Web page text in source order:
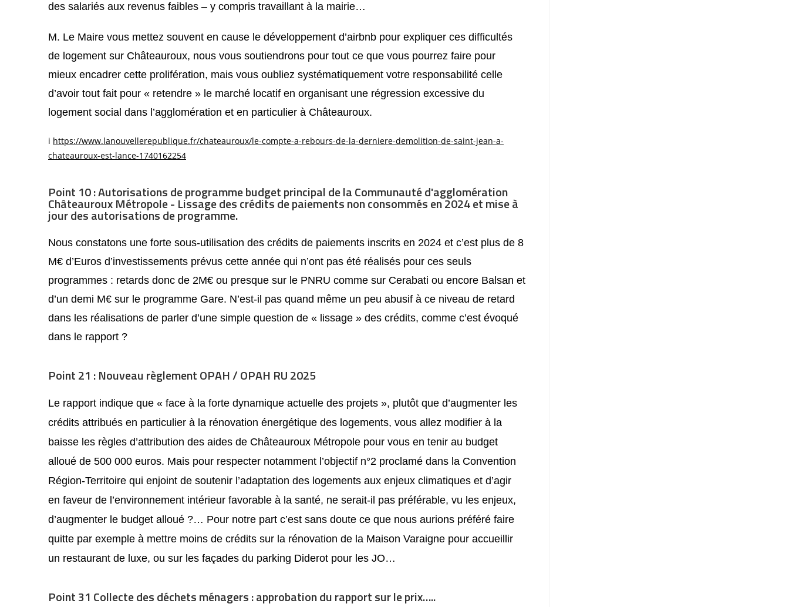
des salariés aux revenus faibles – y compris travaillant à la mairie…
M. Le Maire vous mettez souvent en cause le développement d’airbnb pour expliquer ces difficultés
de logement sur Châteauroux, nous vous soutiendrons pour tout ce que vous pourrez faire pour
mieux encadrer cette prolifération, mais vous oubliez systématiquement votre responsabilité celle
d’avoir tout fait pour « retendre » le marché locatif en organisant une régression excessive du
logement social dans l’agglomération et en particulier à Châteauroux.
i https://www.lanouvellerepublique.fr/chateauroux/le-compte-a-rebours-de-la-derniere-demolition-de-saint-jean-a-
chateauroux-est-lance-1740162254
Point 10 : Autorisations de programme budget principal de la Communauté d'agglomération
Châteauroux Métropole - Lissage des crédits de paiements non consommés en 2024 et mise à
jour des autorisations de programme.
Nous constatons une forte sous-utilisation des crédits de paiements inscrits en 2024 et c’est plus de 8
M€ d’Euros d’investissements prévus cette année qui n’ont pas été réalisés pour ces seuls
programmes : retards donc de 2M€ ou presque sur le PNRU comme sur Cerabati ou encore Balsan et
d’un demi M€ sur le programme Gare. N’est-il pas quand même un peu abusif à ce niveau de retard
dans les réalisations de parler d’une simple question de « lissage » des crédits, comme c’est évoqué
dans le rapport ?
Point 21 : Nouveau règlement OPAH / OPAH RU 2025
Le rapport indique que « face à la forte dynamique actuelle des projets », plutôt que d’augmenter les
crédits attribués en particulier à la rénovation énergétique des logements, vous allez modifier à la
baisse les règles d’attribution des aides de Châteauroux Métropole pour vous en tenir au budget
alloué de 500 000 euros. Mais pour respecter notamment l’objectif n°2 proclamé dans la Convention
Région-Territoire qui enjoint de soutenir l’adaptation des logements aux enjeux climatiques et d’agir
en faveur de l’environnement intérieur favorable à la santé, ne serait-il pas préférable, vu les enjeux,
d’augmenter le budget alloué ?… Pour notre part c’est sans doute ce que nous aurions préféré faire
quitte par exemple à mettre moins de crédits sur la rénovation de la Maison Varaigne pour accueillir
un restaurant de luxe, ou sur les façades du parking Diderot pour les JO…
Point 31 Collecte des déchets ménagers : approbation du rapport sur le prix…..